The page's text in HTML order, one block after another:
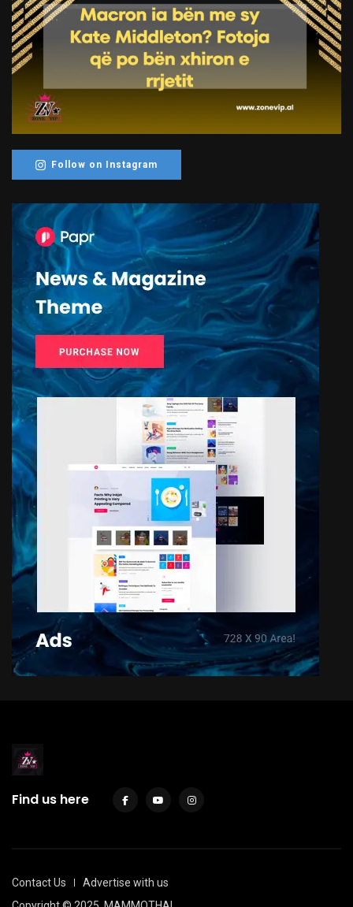
Follow on Instagram
Find us here
Contact Us
Advertise with us